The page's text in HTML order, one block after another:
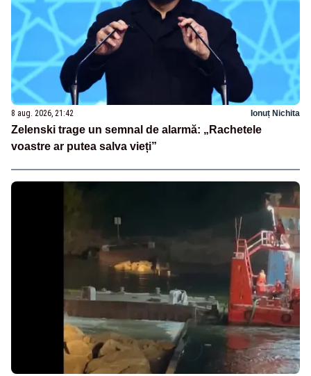
8 aug. 2026, 21:42 Ionuț Nichita
Zelenski trage un semnal de alarmă: „Rachetele
voastre ar putea salva vieți”